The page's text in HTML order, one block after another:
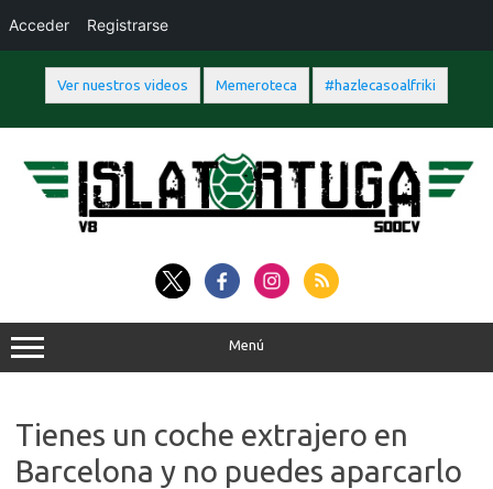
Ver nuestros videos Memeroteca #hazlecasoalfriki
contenido
Menú
Tienes un coche extrajero en
Barcelona y no puedes aparcarlo
Acceder Registrarse